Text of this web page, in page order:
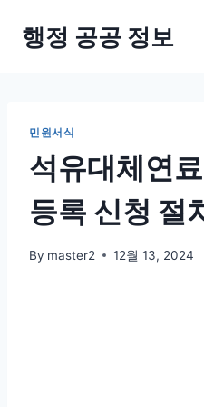
행정 공공 정보
민원서식
석유대체연
등록 신청 절
By master2 12월 13, 2024